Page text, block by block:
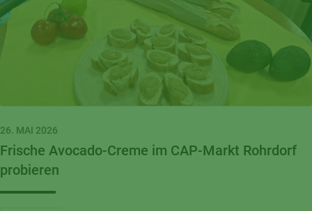
26. MAI 2026
Frische Avocado-Creme im CAP-Markt Rohrdorf
probieren